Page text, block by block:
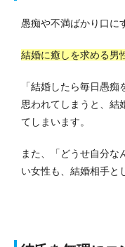
愚痴や不満ばかり口に
結婚に癒しを求める男
「結婚したら毎日愚
思われてしまうと、結
てしまいます。
また、「どうせ自分な
い女性も、結婚相手と